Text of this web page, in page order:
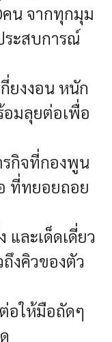
น จากทุกมุม
ระสบการณ์
ยงงอน หนัก
อมลุยต่อเพื่อ
กิจที่กองพูน
ที่ทยอยถอย
และเด็ดเดี่ยว
งคิวของตัว
อให้มือถัดๆ